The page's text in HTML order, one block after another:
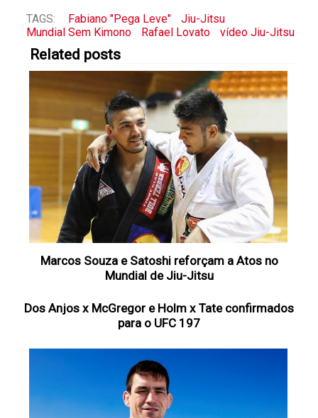
TAGS: Fabiano "Pega Leve"
Jiu-Jitsu
Mundial Sem Kimono
Rafael Lovato vídeo Jiu-Jitsu
Related posts
Marcos Souza e Satoshi reforçam a Atos no
Mundial de Jiu-Jitsu
Dos Anjos x McGregor e Holm x Tate confirmados
para o UFC 197